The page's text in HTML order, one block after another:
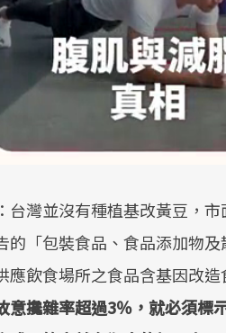
台灣並沒有種植基改黃豆，
的「包裝食品、食品添加物
應飲食場所之食品含基因改造
意攙雜率超過3％，就必須標